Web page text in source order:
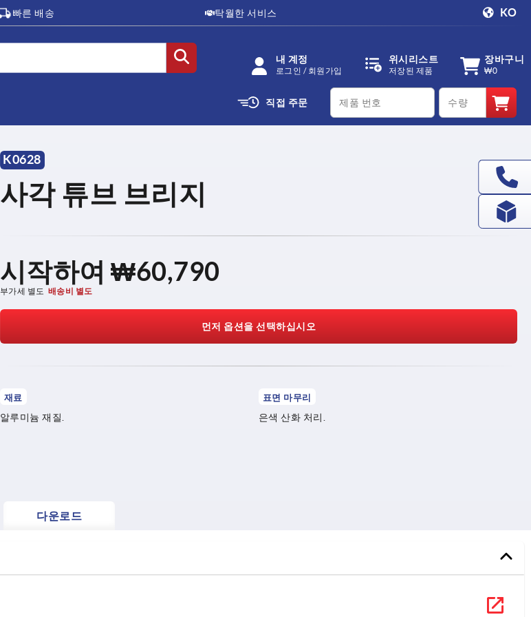
빠른 배송 탁월한 서비스 KO
내 계정
로그인 / 회원가입
위시리스트
저장된 제품
장바구니
₩0
직접 주문
productCode qty
K0628
사각 튜브 브리지
시작하여₩60,790
부가세 별도 배송비 별도
먼저 옵션을 선택하십시오
재료
알루미늄 재질.
표면 마무리
은색 산화 처리.
다운로드